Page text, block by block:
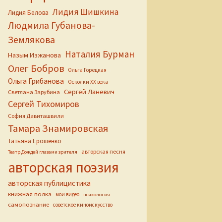
Лидия Белова Лидия Шишкина
Людмила Губанова-
Землякова
Назым Изжанова Наталия Бурман
Олег Бобров Ольга Горецкая
Ольга Грибанова Осколки ХХ века
Светлана Зарубина Сергей Ланевич
Сергей Тихомиров
София Давиташвили
Тамара Знамировская
Татьяна Ерошенко
Театр Дождей глазами зрителя авторская песня
авторская поэзия
авторская публицистика
книжная полка мои видео психология
самопознание советское киноискусство